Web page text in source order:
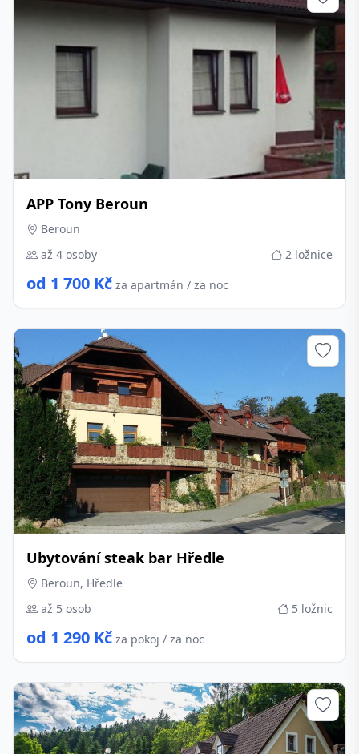
APP Tony Beroun
Beroun
až 4 osoby
2 ložnice
od 1 700 Kč za apartmán / za noc
Ubytování steak bar Hředle
Beroun, Hředle
až 5 osob
5 ložnic
od 1 290 Kč za pokoj / za noc